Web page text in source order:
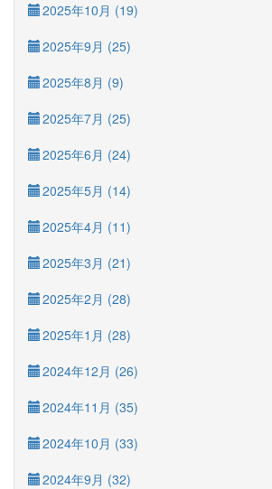
2025年10月 (19)
2025年9月 (25)
2025年8月 (9)
2025年7月 (25)
2025年6月 (24)
2025年5月 (14)
2025年4月 (11)
2025年3月 (21)
2025年2月 (28)
2025年1月 (28)
2024年12月 (26)
2024年11月 (35)
2024年10月 (33)
2024年9月 (32)